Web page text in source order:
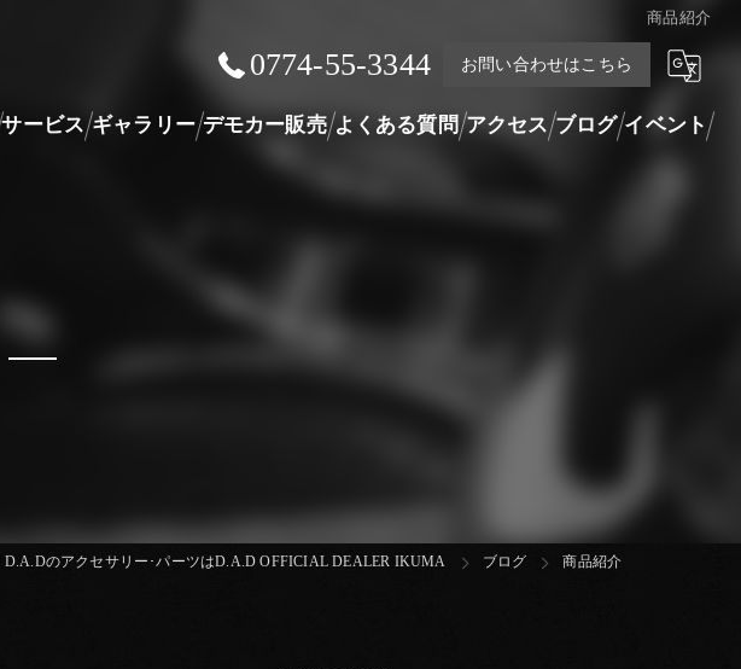
商品紹介
0774-55-3344 お問い合わせはこちら
サービス ギャラリー デモカー販売 よくある質問 アクセス ブログ イベント
D.A.Dのアクセサリー･パーツはD.A.D OFFICIAL DEALER IKUMA ブログ 商品紹介